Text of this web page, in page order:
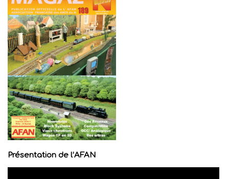
Présentation de l’AFAN